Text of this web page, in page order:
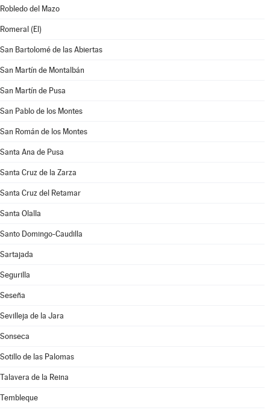
Robledo del Mazo
Romeral (El)
San Bartolomé de las Abiertas
San Martín de Montalbán
San Martín de Pusa
San Pablo de los Montes
San Román de los Montes
Santa Ana de Pusa
Santa Cruz de la Zarza
Santa Cruz del Retamar
Santa Olalla
Santo Domingo-Caudilla
Sartajada
Segurilla
Seseña
Sevilleja de la Jara
Sonseca
Sotillo de las Palomas
Talavera de la Reina
Tembleque